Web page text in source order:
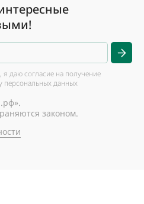
даю согласие на получение
персональных данных
законом.